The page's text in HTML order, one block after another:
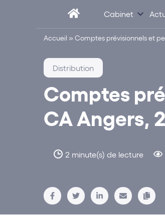
Cabinet
Accueil »Comptes prévisionnels et
Comptes
CA Angers,
2 minute(s) de lecture
Distribution